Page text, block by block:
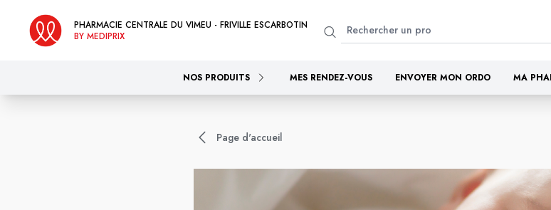
PHARMACIE CENTRALE DU VIMEU - FRIVILLE ESCARBOTIN
BY MEDIPRIX
NOS PRODUITS MES RENDEZ-VOUS ENVOYER MON ORDO MA
Page d'accueil